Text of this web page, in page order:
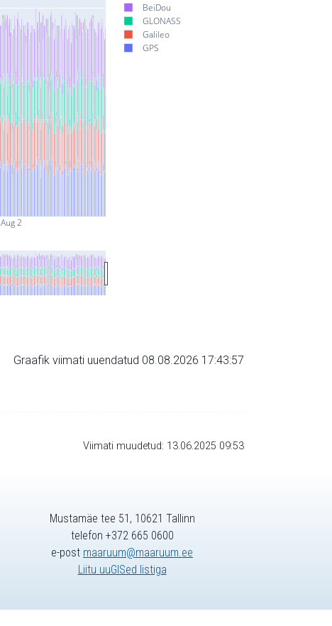
Aug 2
BeiDou
GLONASS
Galileo
GPS
Graafik viimati uuendatud 08.08.2026 17:43:57
Viimati muudetud: 13.06.2025 09:53
Mustamäe tee 51, 10621 Tallinn
telefon +372 665 0600
e-post maaruum@maaruum.ee
Liitu uuGISed listiga